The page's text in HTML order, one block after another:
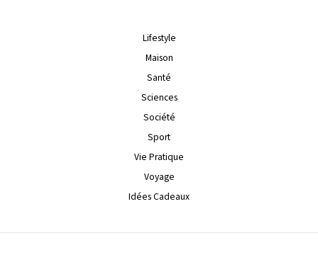
Lifestyle
Maison
Santé
Sciences
Société
Sport
Vie Pratique
Voyage
Idées Cadeaux